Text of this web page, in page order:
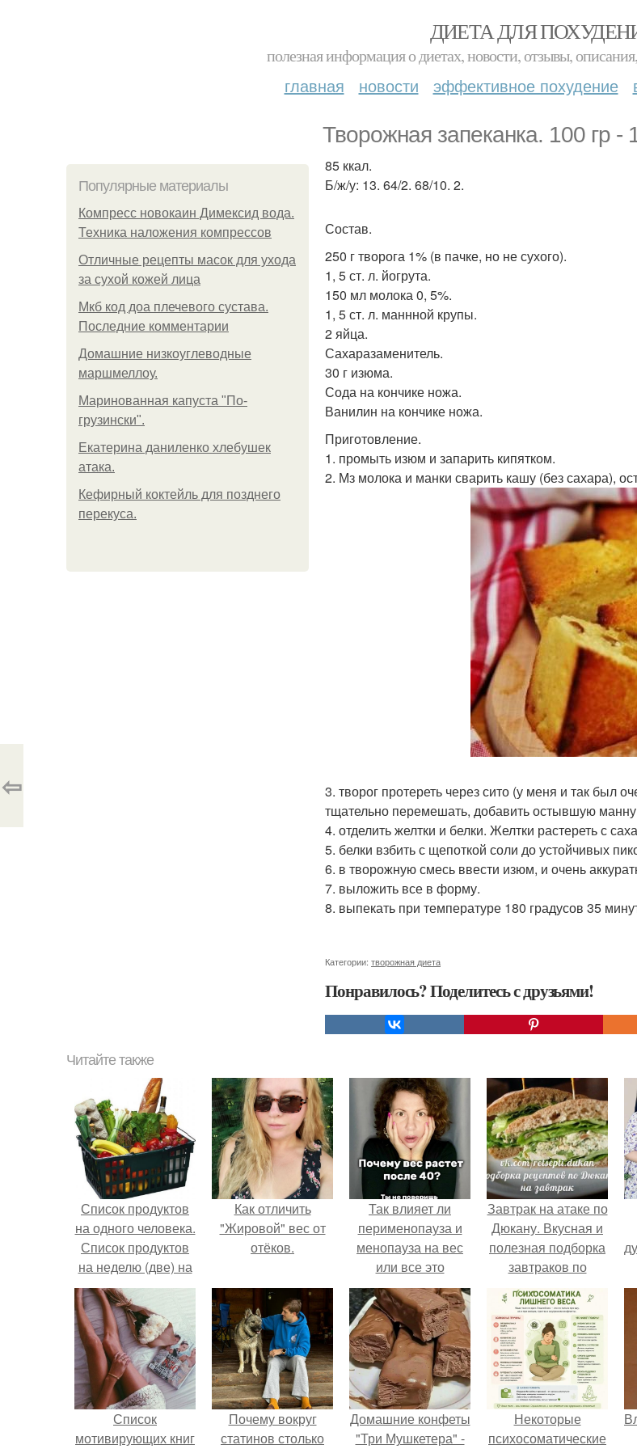
ДИЕТА ДЛЯ
полезная информация о диетах, новости, отзывы,
главная новости эффективное похудение
Творожная запеканка. 100 гр -
Популярные материалы
Компресс новокаин Димексид вода.
Техника наложения компрессов
Отличные рецепты масок для ухода
за сухой кожей лица
Мкб код доа плечевого сустава.
Последние комментарии
Домашние низкоуглеводные
маршмеллоу.
Маринованная капуста "По-
грузински".
Екатерина даниленко хлебушек
атака.
Кефирный коктейль для позднего
перекуса.
85 ккал.
Б/ж/у: 13. 64/2. 68/10. 2.
Состав.
250 г творога 1% (в пачке, но не сухого).
1, 5 ст. л. йогрута.
150 мл молока 0, 5%.
1, 5 ст. л. маннной крупы.
2 яйца.
Сахаразаменитель.
30 г изюма.
Сода на кончике ножа.
Ванилин на кончике ножа.
Приготовление.
1. промыть изюм и запарить кипятком.
2. Мз молока и манки сварить кашу (без сахара),
3. творог протереть через сито (у меня и так был
тщательно перемешать, добавить остывшую
4. отделить желтки и белки. Желтки растереть с
5. белки взбить с щепоткой соли до устойчивых
6. в творожную смесь ввести изюм, и очень
7. выложить все в форму.
8. выпекать при температуре 180 градусов 35
Категории: творожная диета
Понравилось? Поделитесь с друзьями!
⇦
Читайте также
Список продуктов
на одного человека.
Список продуктов
на неделю (две) на
1 человека.
Как отличить
"Жировой" вес от
отёков.
Так влияет ли
перименопауза и
менопауза на вес
или все это
ерунда?
Завтрак на атаке по
Дюкану. Вкусная и
полезная подборка
завтраков по
Дюкану.
Список
мотивирующих книг
Почему вокруг
статинов столько
Домашние конфеты
"Три Мушкетера" -
Некоторые
психосоматические